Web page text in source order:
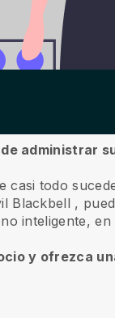
administrar
casi todo
Blackbell ,
inteligente,
y ofrezca